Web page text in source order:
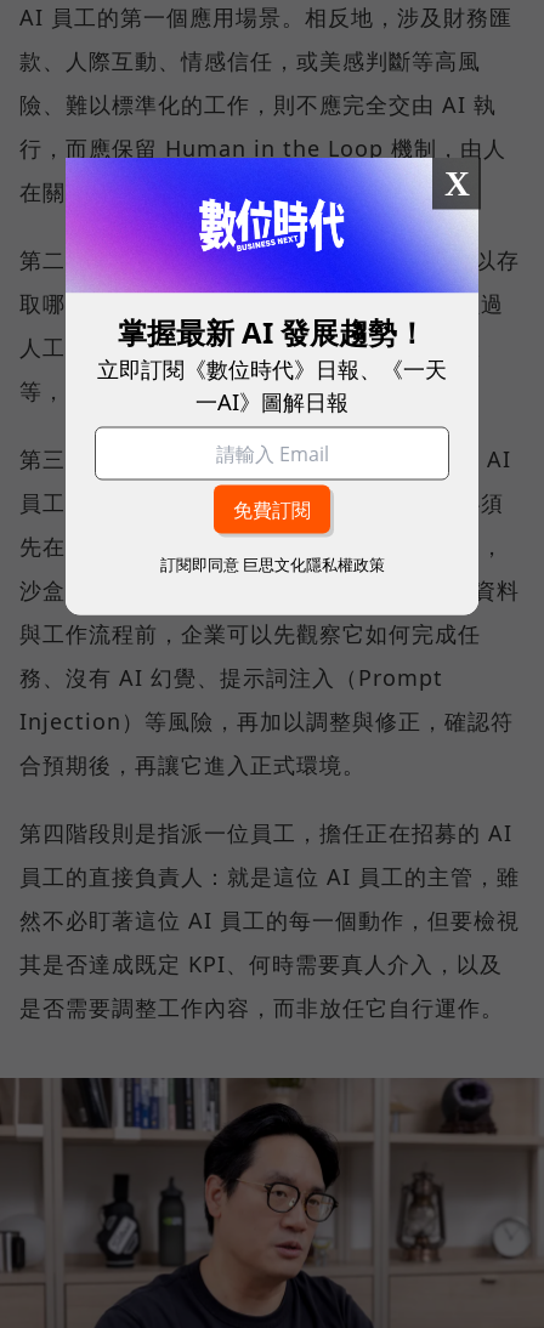
AI 員工的第一個應用場景。相反地，涉及財務匯
款、人際互動、情感信任，或美感判斷等高風
險、難以標準化的工作，則不應完全交由 AI 執
行，而應保留 Human in the Loop 機制，由人
在關鍵節點負責把關與決策。
第二階段則是設定權限邊界，包括 AI 員工可以存
取哪些資料、串接哪些系統、哪些動作必須經過
人工核准、產出結果是草稿還是可以直接上線
等，避免因權限設定不清而超出職責範圍。
第三階段是進入沙盒（Sandbox）環境測試，AI
員工開發完成後，不能直接進入正式環境，必須
先在可控的測試環境裡驗證能力。陳子龍形容，
沙盒就像 AI 員工的專屬訓練室，在接觸真實資料
與工作流程前，企業可以先觀察它如何完成任
務、沒有 AI 幻覺、提示詞注入（Prompt
Injection）等風險，再加以調整與修正，確認符
合預期後，再讓它進入正式環境。
第四階段則是指派一位員工，擔任正在招募的 AI
員工的直接負責人：就是這位 AI 員工的主管，雖
然不必盯著這位 AI 員工的每一個動作，但要檢視
其是否達成既定 KPI、何時需要真人介入，以及
是否需要調整工作內容，而非放任它自行運作。
X
掌握最新 AI 發展趨勢！
立即訂閱《數位時代》日報、《一天
一AI》圖解日報
訂閱即同意 巨思文化隱私權政策